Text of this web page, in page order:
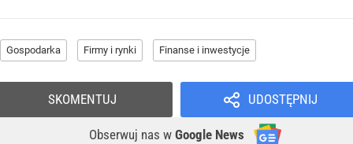
Gospodarka Firmy i rynki Finanse i inwestycje
UDOSTĘPNIJ
Obserwuj nas w Google News
SKOMENTUJ